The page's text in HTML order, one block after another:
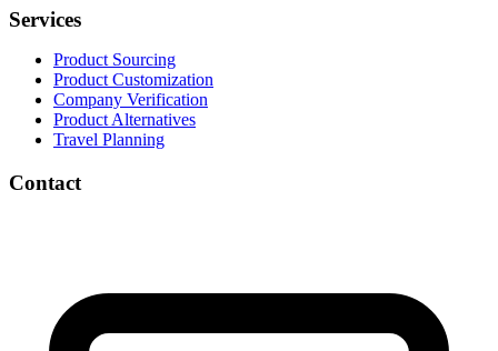
Services
Product Sourcing
Product Customization
Company Verification
Product Alternatives
Travel Planning
Contact